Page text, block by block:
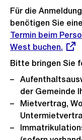
Für die
benötigen Sie
Externer
Link:
Termin beim
West buchen.
Bitte bringen Sie
der Gemeinde
Mietvertrag,